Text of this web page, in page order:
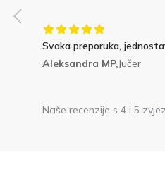
Svaka preporuka,
Aleksandra MP,Jučer
Naše recenzije s 4 i 5